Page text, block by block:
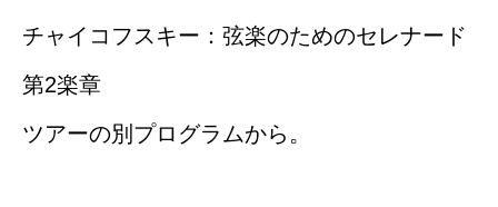
チャイコフスキー：弦楽のためのセレナード
第2楽章
ツアーの別プログラムから。